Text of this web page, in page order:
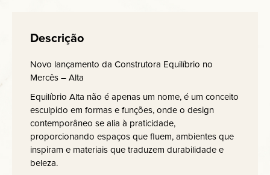
Descrição
Novo lançamento da Construtora Equilíbrio no
Mercês – Alta
Equilíbrio Alta não é apenas um nome, é um conceito
esculpido em formas e funções, onde o design
contemporâneo se alia à praticidade,
proporcionando espaços que fluem, ambientes que
inspiram e materiais que traduzem durabilidade e
beleza.